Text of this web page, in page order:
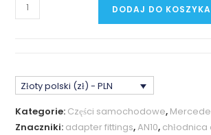
ilość
AN10
Oleju
Mercedes
M113k
DODAJ DO KOSZYKA
Złoty polski (zł) - PLN
Kategorie: Części samochodowe,
Znaczniki: adapter fittings,AN10, chłodnica